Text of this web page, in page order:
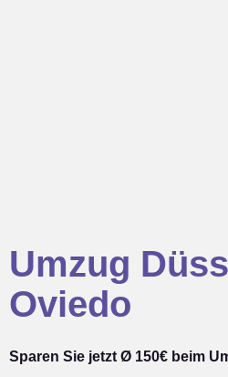
Umzug
Oviedo
Sparen Sie jetzt Ø 150€ beim